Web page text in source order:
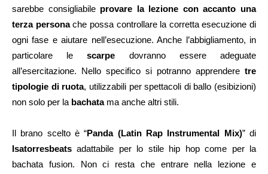
sarebbe consigliabileprovare la lezione con accanto una
terza personache possa controllare la corretta esecuzione di
ogni fase e aiutare nell’esecuzione. Anche l’abbigliamento, in
particolare lescarpe dovranno essere adeguate
all’esercitazione. Nello specifico si potranno apprendere tre
tipologie di ruota, utilizzabili per spettacoli di ballo (esibizioni)
non solo per la bachatama anche altri stili.
Il brano scelto è “Panda (Latin Rap Instrumental Mix)” di
Isatorresbeats adattabile per lo stile hip hop come per la
bachata fusion. Non ci resta che entrare nella lezione e